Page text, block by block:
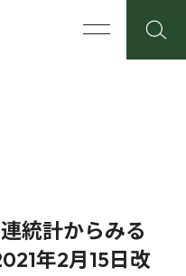
統計からみる
年2月15日改